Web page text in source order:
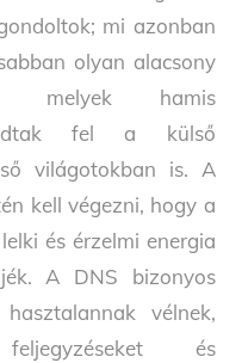
mi azonban
olyan alacsony
melyek hamis
fel a külső
világotokban is. A
kell végezni, hogy a
és érzelmi energia
A DNS bizonyos
vélnek,
és